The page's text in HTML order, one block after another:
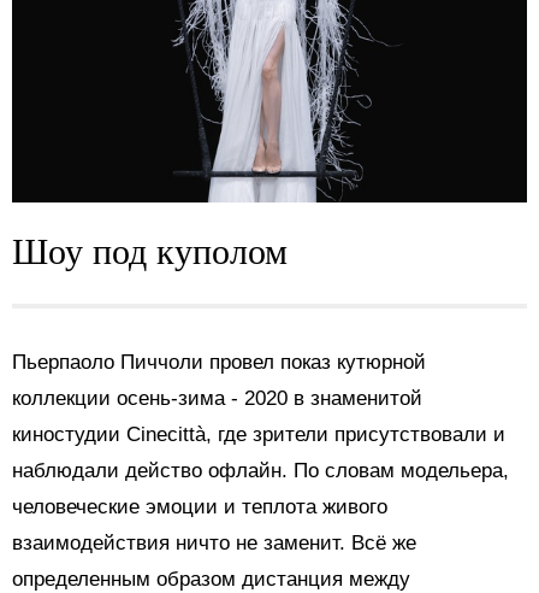
Шоу под куполом
Пьерпаоло Пиччоли провел показ кутюрной
коллекции осень-зима - 2020 в знаменитой
киностудии Cinecittà, где зрители присутствовали и
наблюдали действо офлайн. По словам модельера,
человеческие эмоции и теплота живого
взаимодействия ничто не заменит. Всё же
определенным образом дистанция между